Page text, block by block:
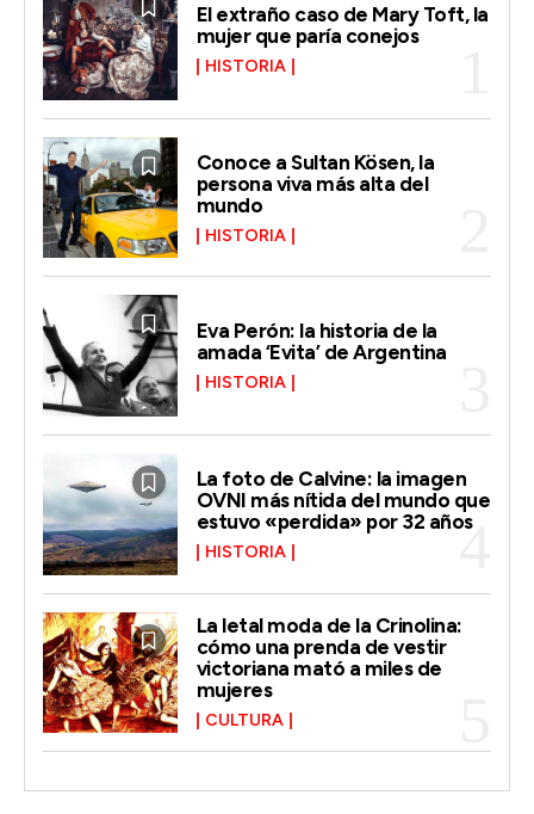
El extraño caso de Mary Toft, la
mujer que paría conejos
HISTORIA
Conoce a Sultan Kösen, la
persona viva más alta del
mundo
HISTORIA
Eva Perón: la historia de la
amada ‘Evita’ de Argentina
HISTORIA
La foto de Calvine: la imagen
OVNI más nítida del mundo que
estuvo «perdida» por 32 años
HISTORIA
La letal moda de la Crinolina:
cómo una prenda de vestir
victoriana mató a miles de
mujeres
CULTURA